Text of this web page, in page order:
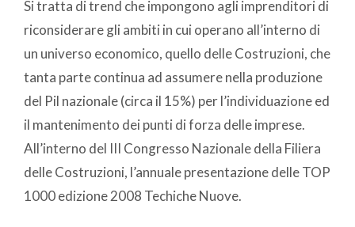
Si tratta di trend che impongono agli imprenditori di
riconsiderare gli ambiti in cui operano all’interno di
un universo economico, quello delle Costruzioni, che
tanta parte continua ad assumere nella produzione
del Pil nazionale (circa il 15%) per l’individuazione ed
il mantenimento dei punti di forza delle imprese.
All’interno del III Congresso Nazionale della Filiera
delle Costruzioni, l’annuale presentazione delle TOP
1000 edizione 2008 Techiche Nuove.